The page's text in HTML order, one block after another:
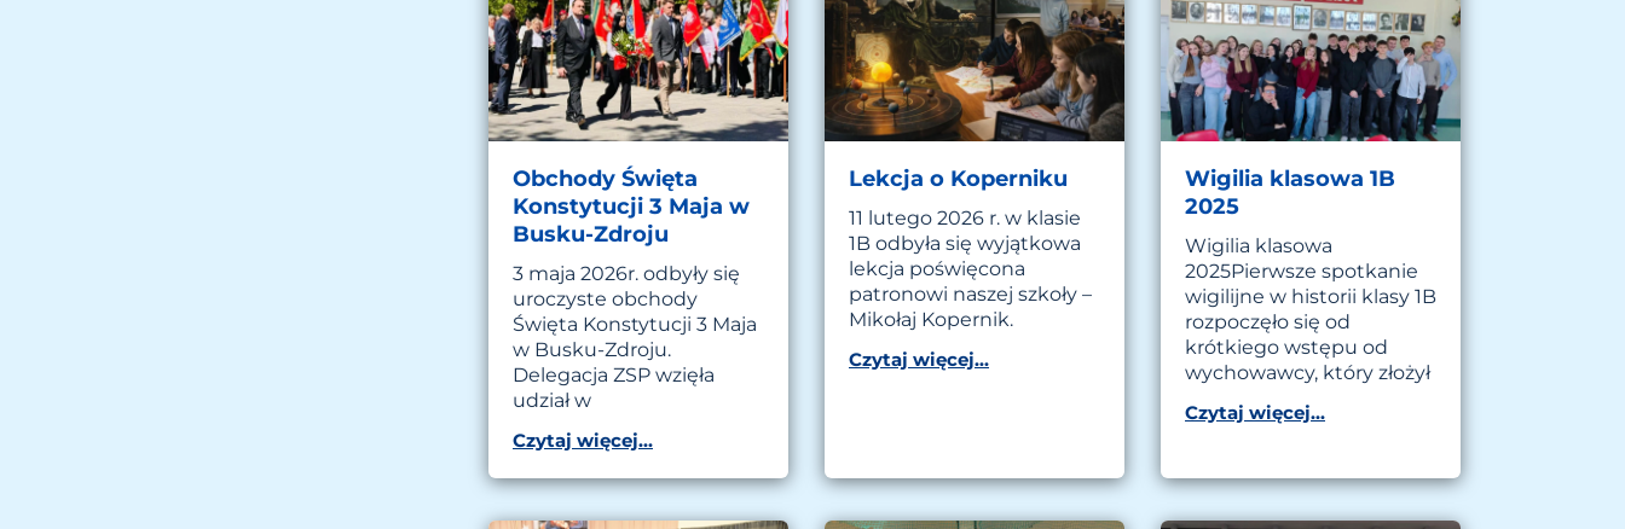
Obchody Święta
Konstytucji 3 Maja w
Busku-Zdroju
3 maja 2026r. odbyły się
uroczyste obchody
Święta Konstytucji 3 Maja
w Busku-Zdroju.
Delegacja ZSP wzięła
udział w
Czytaj więcej...
Lekcja o Koperniku
11 lutego 2026 r. w klasie
1B odbyła się wyjątkowa
lekcja poświęcona
patronowi naszej szkoły –
Mikołaj Kopernik.
Czytaj więcej...
Wigilia klasowa 1B
2025
Wigilia klasowa
2025Pierwsze spotkanie
wigilijne w historii klasy 1B
rozpoczęło się od
krótkiego wstępu od
wychowawcy, który złożył
Czytaj więcej...